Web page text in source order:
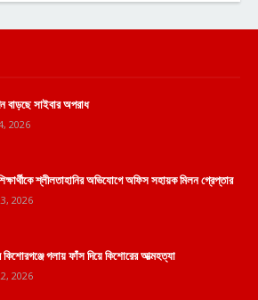
বাড়ছে সাইবার অপরাধ
2026
শ্লীলতাহানির অভিযোগে অফিস সহায়ক মিলন গ্রেপ্তার
2026
কিশোরগঞ্জে গলায় ফাঁস দিয়ে কিশোরের আত্মহত্যা
2026